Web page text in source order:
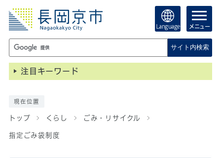
Language メニュー
サイト内検索
注目キーワード
現在位置
トップ くらし ごみ・リサイクル
指定ごみ袋制度